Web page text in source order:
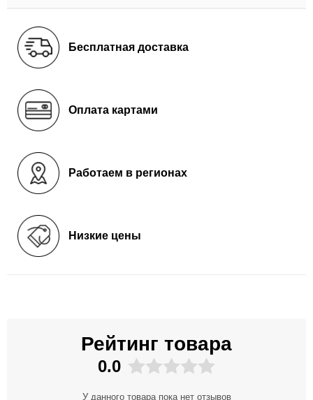
Бесплатная доставка
Оплата картами
Работаем в регионах
Низкие цены
Рейтинг товара
0.0
У данного товара пока нет отзывов